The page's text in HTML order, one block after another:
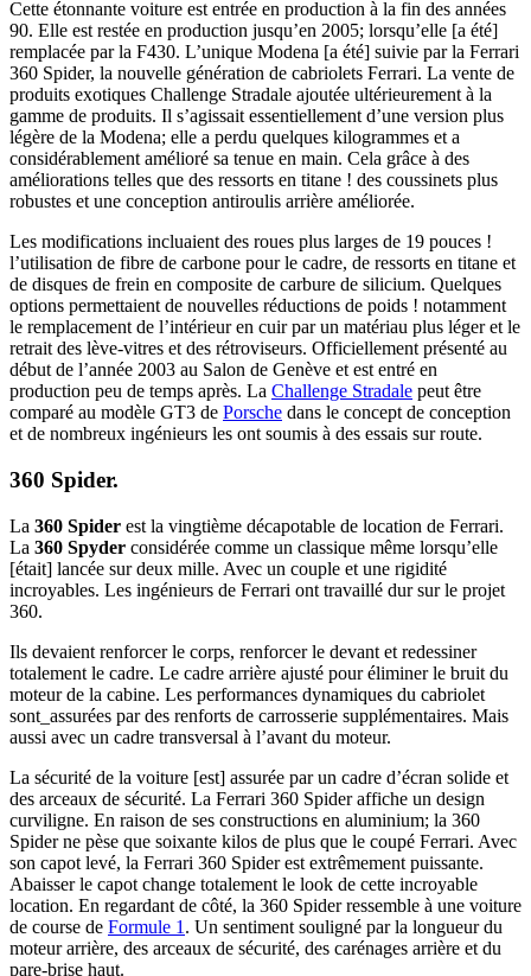
Cette étonnante voiture est entrée en production à la fin des années
90. Elle est restée en production jusqu’en 2005; lorsqu’elle [a été]
remplacée par la F430. L’unique Modena [a été] suivie par la Ferrari
360 Spider, la nouvelle génération de cabriolets Ferrari. La vente de
produits exotiques Challenge Stradale ajoutée ultérieurement à la
gamme de produits. Il s’agissait essentiellement d’une version plus
légère de la Modena; elle a perdu quelques kilogrammes et a
considérablement amélioré sa tenue en main. Cela grâce à des
améliorations telles que des ressorts en titane ! des coussinets plus
robustes et une conception antiroulis arrière améliorée.
Les modifications incluaient des roues plus larges de 19 pouces !
l’utilisation de fibre de carbone pour le cadre, de ressorts en titane et
de disques de frein en composite de carbure de silicium. Quelques
options permettaient de nouvelles réductions de poids ! notamment
le remplacement de l’intérieur en cuir par un matériau plus léger et le
retrait des lève-vitres et des rétroviseurs. Officiellement présenté au
début de l’année 2003 au Salon de Genève et est entré en
production peu de temps après. La Challenge Stradale peut être
comparé au modèle GT3 de Porsche dans le concept de conception
et de nombreux ingénieurs les ont soumis à des essais sur route.
360 Spider.
La 360 Spider est la vingtième décapotable de location de Ferrari.
La 360 Spyder considérée comme un classique même lorsqu’elle
[était] lancée sur deux mille. Avec un couple et une rigidité
incroyables. Les ingénieurs de Ferrari ont travaillé dur sur le projet
360.
Ils devaient renforcer le corps, renforcer le devant et redessiner
totalement le cadre. Le cadre arrière ajusté pour éliminer le bruit du
moteur de la cabine. Les performances dynamiques du cabriolet
sont_assurées par des renforts de carrosserie supplémentaires. Mais
aussi avec un cadre transversal à l’avant du moteur.
La sécurité de la voiture [est] assurée par un cadre d’écran solide et
des arceaux de sécurité. La Ferrari 360 Spider affiche un design
curviligne. En raison de ses constructions en aluminium; la 360
Spider ne pèse que soixante kilos de plus que le coupé Ferrari. Avec
son capot levé, la Ferrari 360 Spider est extrêmement puissante.
Abaisser le capot change totalement le look de cette incroyable
location. En regardant de côté, la 360 Spider ressemble à une voiture
de course de Formule 1 . Un sentiment souligné par la longueur du
moteur arrière, des arceaux de sécurité, des carénages arrière et du
pare-brise haut.